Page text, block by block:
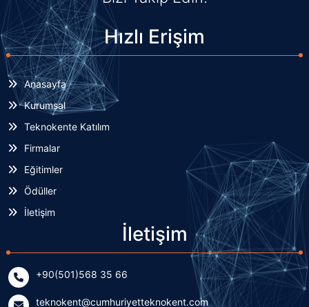
Hızlı Erişim
Anasayfa
Kurumsal
Teknokente Katılım
Firmalar
Eğitimler
Ödüller
İletişim
İletişim
+90(501)568 35 66
teknokent@cumhuriyetteknokent.com